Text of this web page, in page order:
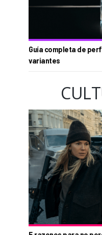
Guía completa de
variantes